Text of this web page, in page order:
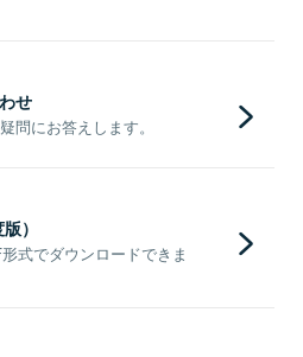
せ
問にお答えします。
）
式でダウンロードできま